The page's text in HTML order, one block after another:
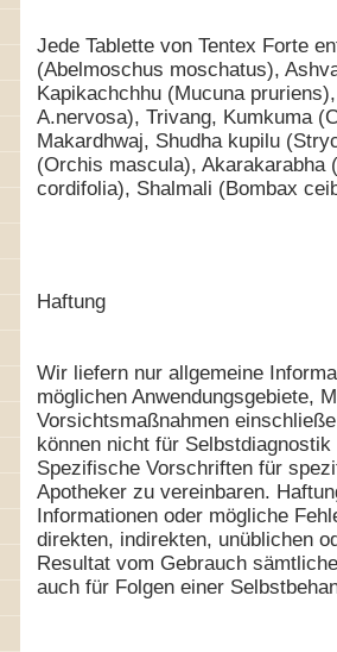
Jede Tablette von Tentex Forte
(Abelmoschus moschatus),
Kapikachchhu (Mucuna
A.nervosa), Trivang, Kumkuma
Makardhwaj, Shudha kupilu
(Orchis mascula), Akarakarabha
cordifolia), Shalmali (Bombax
Haftung
Wir liefern nur allgemeine
möglichen Anwendungsgebiete,
Vorsichtsmaßnahmen
können nicht für
Spezifische Vorschriften für
Apotheker zu vereinbaren.
Informationen oder mögliche
direkten, indirekten, unüblichen
Resultat vom Gebrauch
auch für Folgen einer